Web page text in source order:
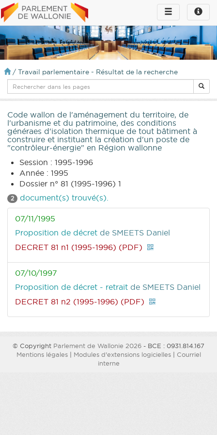
Toggle
infos
Toggle
navigation
/ Travail parlementaire - Résultat de la recherche
Code wallon de l'aménagement du territoire, de
l'urbanisme et du patrimoine, des conditions
généraes d'isolation thermique de tout bâtiment à
construire et instituant la création d'un poste de
"contrôleur-énergie" en Région wallonne
Session : 1995-1996
Année : 1995
Dossier n° 81 (1995-1996) 1
2 document(s) trouvé(s).
07/11/1995
Proposition de décret de SMEETS Daniel
DECRET 81 n1 (1995-1996) (PDF)
07/10/1997
Proposition de décret - retrait de SMEETS Daniel
DECRET 81 n2 (1995-1996) (PDF)
© Copyright Parlement de Wallonie 2026 - BCE : 0931.814.167
Mentions légales| Modules d'extensions logicielles| Courriel
interne